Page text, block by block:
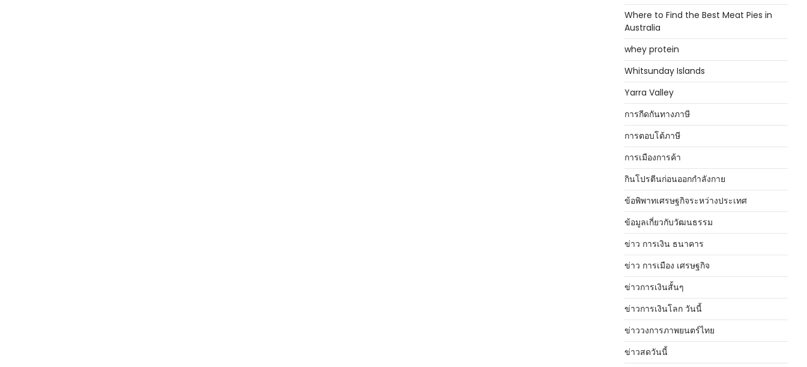
Where to Find the Best Meat Pies in
Australia
whey protein
Whitsunday Islands
Yarra Valley
การกีดกันทางภาษี
การตอบโต้ภาษี
การเมืองการค้า
กินโปรตีนก่อนออกกำลังกาย
ข้อพิพาทเศรษฐกิจระหว่างประเทศ
ข้อมูลเกี่ยวกับวัฒนธรรม
ข่าว การเงิน ธนาคาร
ข่าว การเมือง เศรษฐกิจ
ข่าวการเงินสั้นๆ
ข่าวการเงินโลก วันนี้
ข่าววงการภาพยนตร์ไทย
ข่าวสดวันนี้